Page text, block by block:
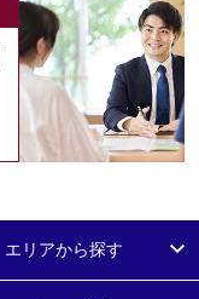
エリアから探す